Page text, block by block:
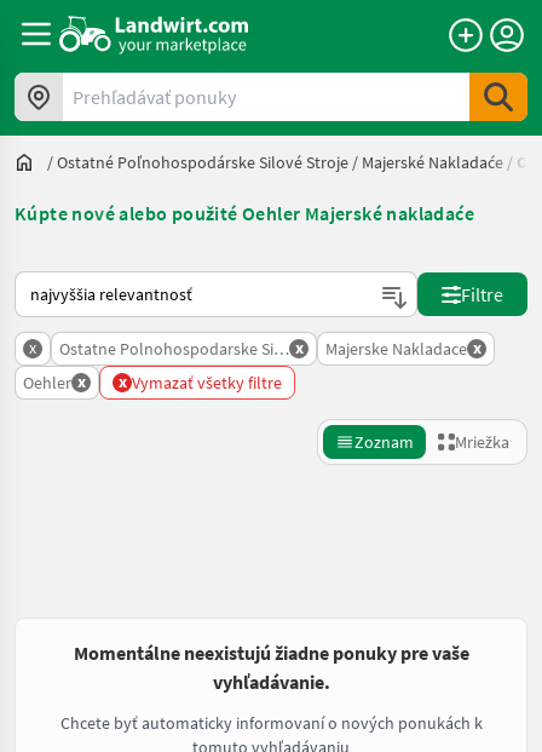
Prehľadávať ponuky
/Ostatné Poľnohospodárske Silové Stroje / Majerské Nakladaće /
Kúpte nové alebo použité Oehler Majerské nakladaće
Takto sa vykonáva triedenie na Landwirt.com
Filtre
x Ostatne Polnohospodarske Silove Stroje
x Majerske Nakladace x
Oehler x x Vymazať všetky filtre
Zoznam Mriežka
Momentálne neexistujú žiadne ponuky pre vaše
vyhľadávanie.
Chcete byť automaticky informovaní o nových ponukách k
tomuto vyhľadávaniu